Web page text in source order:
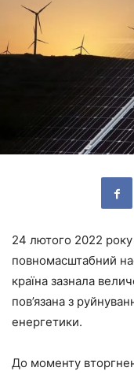
24 лютого 2022 року
повномасштабний
країна зазнала
пов’язана з
енергетики.
До моменту